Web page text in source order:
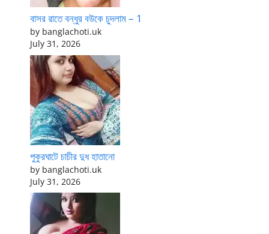
বাসর রাতে বন্ধুর বউকে চুদলাম – 1
by banglachoti.uk
July 31, 2026
পুকুরঘাটে চাচীর দুধ হাতানো
by banglachoti.uk
July 31, 2026